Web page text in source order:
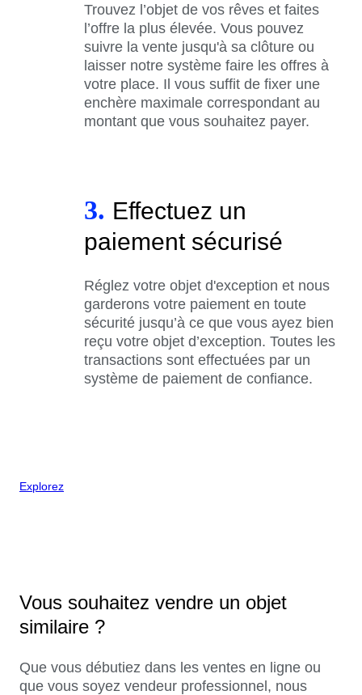
Trouvez l’objet de vos rêves et faites
l’offre la plus élevée. Vous pouvez
suivre la vente jusqu'à sa clôture ou
laisser notre système faire les offres à
votre place. Il vous suffit de fixer une
enchère maximale correspondant au
montant que vous souhaitez payer.
3. Effectuez un
paiement sécurisé
Réglez votre objet d'exception et nous
garderons votre paiement en toute
sécurité jusqu’à ce que vous ayez bien
reçu votre objet d’exception. Toutes les
transactions sont effectuées par un
système de paiement de confiance.
Explorez
Vous souhaitez vendre un objet
similaire ?
Que vous débutiez dans les ventes en ligne ou
que vous soyez vendeur professionnel, nous